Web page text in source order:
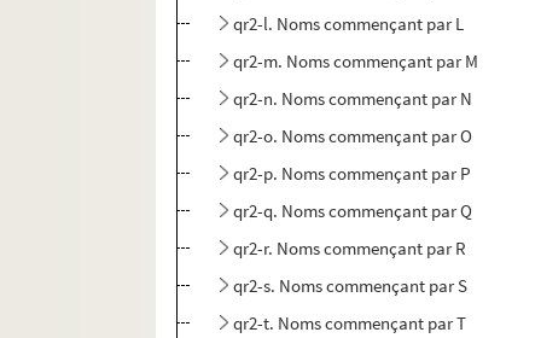
qr2-l. Noms commençant par L
qr2-m. Noms commençant par M
qr2-n. Noms commençant par N
qr2-o. Noms commençant par O
qr2-p. Noms commençant par P
qr2-q. Noms commençant par Q
qr2-r. Noms commençant par R
qr2-s. Noms commençant par S
qr2-t. Noms commençant par T